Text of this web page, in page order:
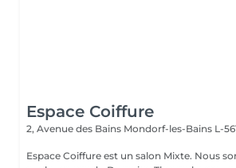
Espace Coiffure
2, Avenue des Bains Mondorf-les-Bains L-
Espace Coiffure est un salon Mixte. Nous sommes situé à